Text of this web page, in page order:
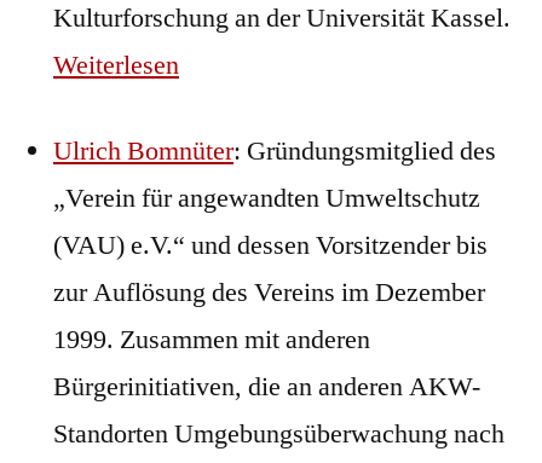
Kulturforschung an der Universität Kassel.
Weiterlesen
Ulrich Bomnüter: Gründungsmitglied des
„Verein für angewandten Umweltschutz
(VAU) e.V.“ und dessen Vorsitzender bis
zur Auflösung des Vereins im Dezember
1999. Zusammen mit anderen
Bürgerinitiativen, die an anderen AKW-
Standorten Umgebungsüberwachung nach